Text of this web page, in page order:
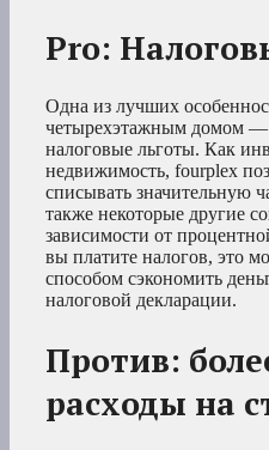
Pro:
Одна из лучших
четырехэтажным домом —
налоговые льготы. Как
недвижимость, fourplex
списывать значительную
также некоторые другие
зависимости от
вы платите налогов, это
способом сэкономить
налоговой декларации.
Против:
расходы на